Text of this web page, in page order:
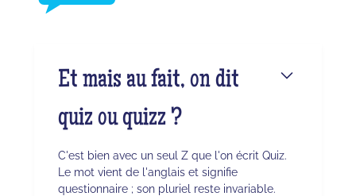
Et mais au fait, on dit
quiz ou quizz ?
C'est bien avec un seul Z que l'on écrit Quiz.
Le mot vient de l'anglais et signifie
questionnaire ; son pluriel reste invariable.